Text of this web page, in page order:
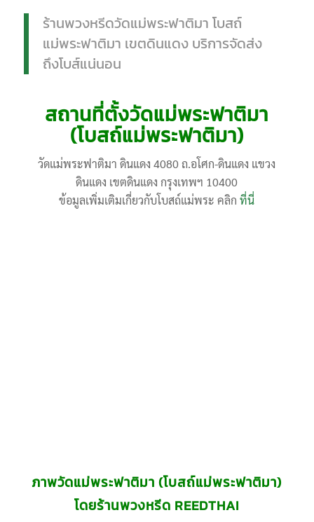
ร้านพวงหรีดวัดแม่พระฟาติมา โบสถ์
แม่พระฟาติมา เขตดินแดง บริการจัดส่ง
ถึงโบส์แน่นอน
สถานที่ตั้งวัดแม่พระฟาติมา
(โบสถ์แม่พระฟาติมา)
วัดแม่พระฟาติมา ดินแดง 4080 ถ.อโศก-ดินแดง แขวง
ดินแดง เขตดินแดง กรุงเทพฯ 10400
ข้อมูลเพิ่มเติมเกี่ยวกับโบสถ์แม่พระ คลิกที่นี่
ภาพวัดแม่พระฟาติมา (โบสถ์แม่พระฟาติมา)
โดยร้านพวงหรีด REEDTHAI